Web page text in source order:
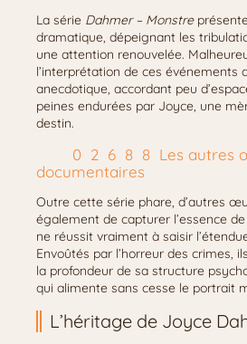
La série Dahmer – Monstre
dramatique, dépeignant les
une attention renouvelée.
l’interprétation de ces événements
anecdotique, accordant peu
peines endurées par Joyce, une
destin.
Les autres
documentaires
Outre cette série phare, d’autres
également de capturer l’essence
ne réussit vraiment à saisir
Envoûtés par l’horreur des crimes,
la profondeur de sa structure
qui alimente sans cesse le portrait
L’héritage de Joyce